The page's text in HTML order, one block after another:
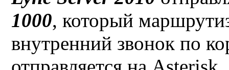
1000, который
внутренний звонок по